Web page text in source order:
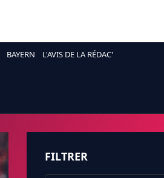
BAYERN L'AVIS DE LA RÉDAC'
FILTRER